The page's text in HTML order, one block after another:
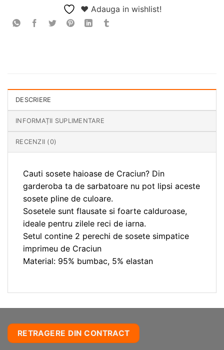
❤ Adauga in wishlist!
DESCRIERE
INFORMAȚII SUPLIMENTARE
RECENZII (0)
Cauti sosete haioase de Craciun? Din
garderoba ta de sarbatoare nu pot lipsi aceste
sosete pline de culoare.
Sosetele sunt flausate si foarte calduroase,
ideale pentru zilele reci de iarna.
Setul contine 2 perechi de sosete simpatice
imprimeu de Craciun
Material: 95% bumbac, 5% elastan
RETRAGERE DIN CONTRACT